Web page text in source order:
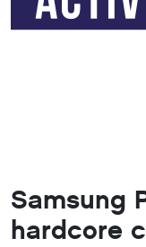
Samsung
hardcore